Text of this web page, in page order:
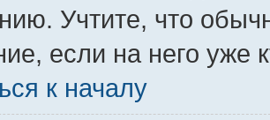
Учтите, что
если на него уже
к началу